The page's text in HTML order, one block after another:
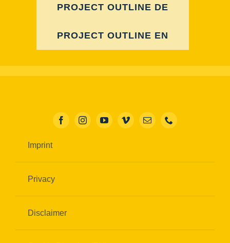
PROJECT OUTLINE DE
PROJECT OUTLINE EN
Imprint
Privacy
Disclaimer